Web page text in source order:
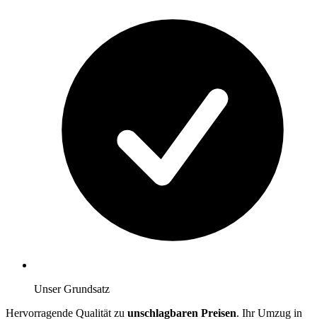
Unser Grundsatz
Hervorragende Qualität zu unschlagbaren Preisen. Ihr Umzug in